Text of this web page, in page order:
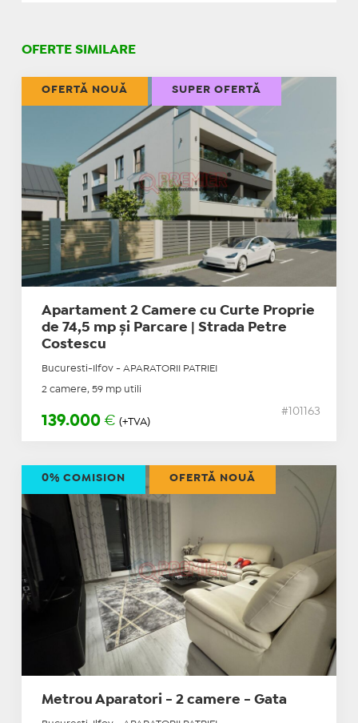
OFERTE SIMILARE
Apartament 2 Camere cu Curte Proprie
de 74,5 mp și Parcare | Strada Petre
Costescu
Bucuresti-Ilfov - APARATORII PATRIEI
2 camere, 59 mp utili
139.000 € (+TVA)
#101163
OFERTĂ NOUĂ SUPER OFERTĂ
Metrou Aparatori - 2 camere - Gata
0% COMISION OFERTĂ NOUĂ